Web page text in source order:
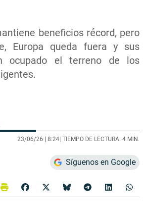
beneficios récord, pero
Europa queda fuera y sus
ocupado el terreno de los
23/06/26 | 8:24| TIEMPO DE LECTURA: 4 MIN.
Síguenos en Google